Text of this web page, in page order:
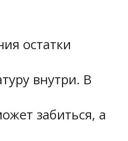
остатки
внутри. В
забиться, а